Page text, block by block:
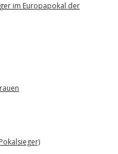
im Europapokal der